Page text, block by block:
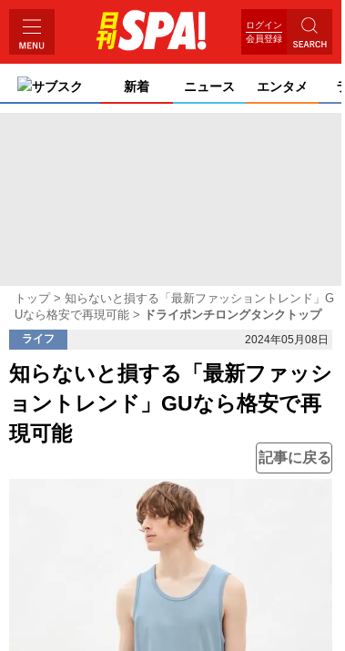
ログイン
会員登録
サブスク 新着 ニュース エンタメ
トップ
知らないと損する「最新ファッショントレンド」G
Uなら格安で再現可能
ドライポンチロングタンクトップ
ライフ 2024年05月08日
知らないと損する「最新ファッシ
ョントレンド」GUなら格安で再
現可能
記事に戻る